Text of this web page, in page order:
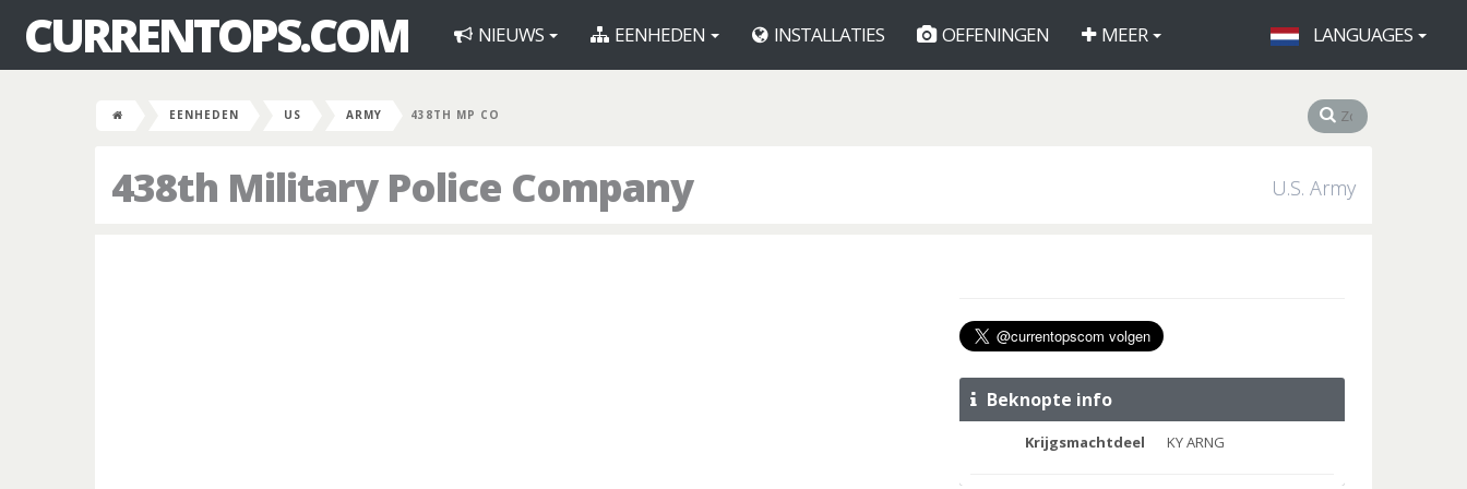
CURRENTOPS.COM NIEUWS EENHEDEN INSTALLATIES OEFENINGEN MEER LANGUAGES
EENHEDEN US ARMY 438TH MP CO
438th Military Police Company U.S. Army
Beknopte info
Krijgsmachtdeel KY ARNG